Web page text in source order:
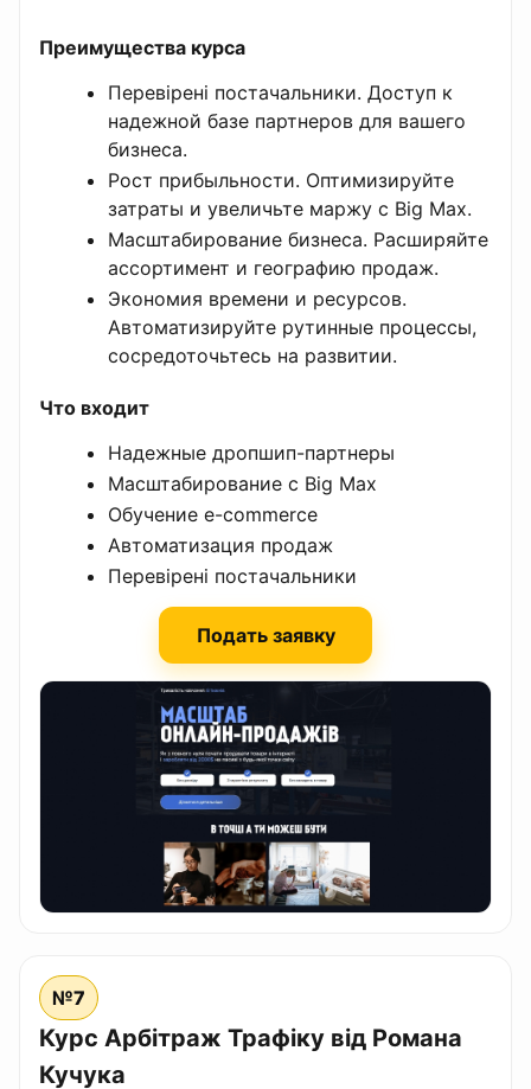
Преимущества курса
Перевірені постачальники. Доступ к
надежной базе партнеров для вашего
бизнеса.
Рост прибыльности. Оптимизируйте
затраты и увеличьте маржу с Big Max.
Масштабирование бизнеса. Расширяйте
ассортимент и географию продаж.
Экономия времени и ресурсов.
Автоматизируйте рутинные процессы,
сосредоточьтесь на развитии.
Что входит
Надежные дропшип-партнеры
Масштабирование с Big Max
Обучение e-commerce
Автоматизация продаж
Перевірені постачальники
Подать заявку
№7
Курс Арбітраж Трафіку від Романа
Кучука